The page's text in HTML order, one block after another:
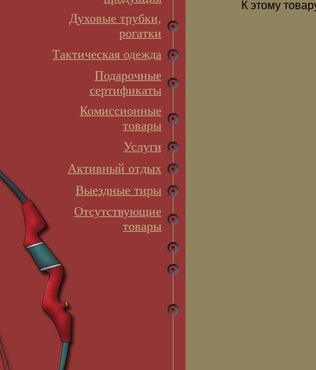
Духовые трубки,
рогатки
Тактическая одежда
Подарочные
сертификаты
Комиссионные
товары
Услуги
Активный отдых
Выездные тиры
Отсутствующие
товары
К этому